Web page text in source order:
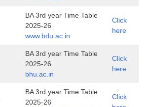
BA 3rd year Time Table
2025-26
www.bdu.ac.in
Click
here
BA 3rd year Time Table
2025-26
bhu.ac.in
Click
here
BA 3rd year Time Table
2025-26
Click